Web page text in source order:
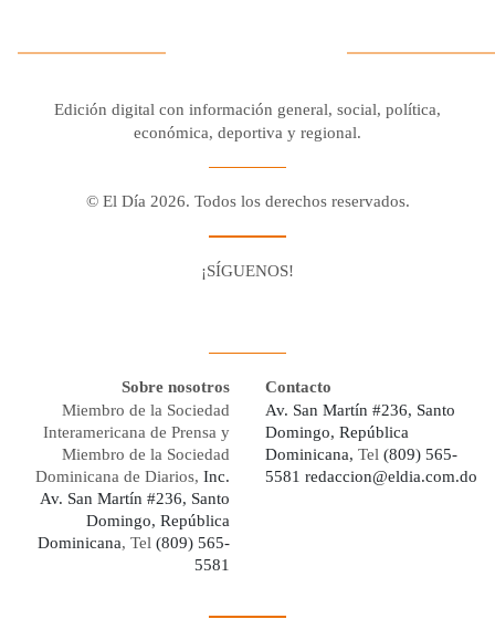
Edición digital con información general, social, política,
económica, deportiva y regional.
© El Día 2026. Todos los derechos reservados.
¡SÍGUENOS!
Sobre nosotros
Miembro de la Sociedad
Interamericana de Prensa y
Miembro de la Sociedad
Dominicana de Diarios, Inc.
Av. San Martín #236, Santo
Domingo, República
Dominicana, Tel (809) 565-
5581
Contacto
Av. San Martín #236, Santo
Domingo, República
Dominicana, Tel (809) 565-
5581 redaccion@eldia.com.do